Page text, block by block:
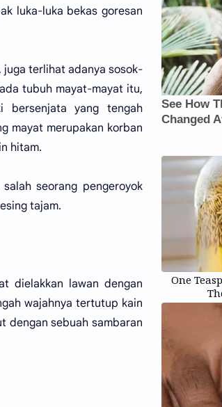
luka-luka bekas goresan
terlihat adanya sosok-
tubuh mayat-mayat itu,
bersenjata yang tengah
mayat merupakan korban
hitam.
seorang pengeroyok
tajam.
dielakkan lawan dengan
wajahnya tertutup kain
dengan sebuah sambaran
One